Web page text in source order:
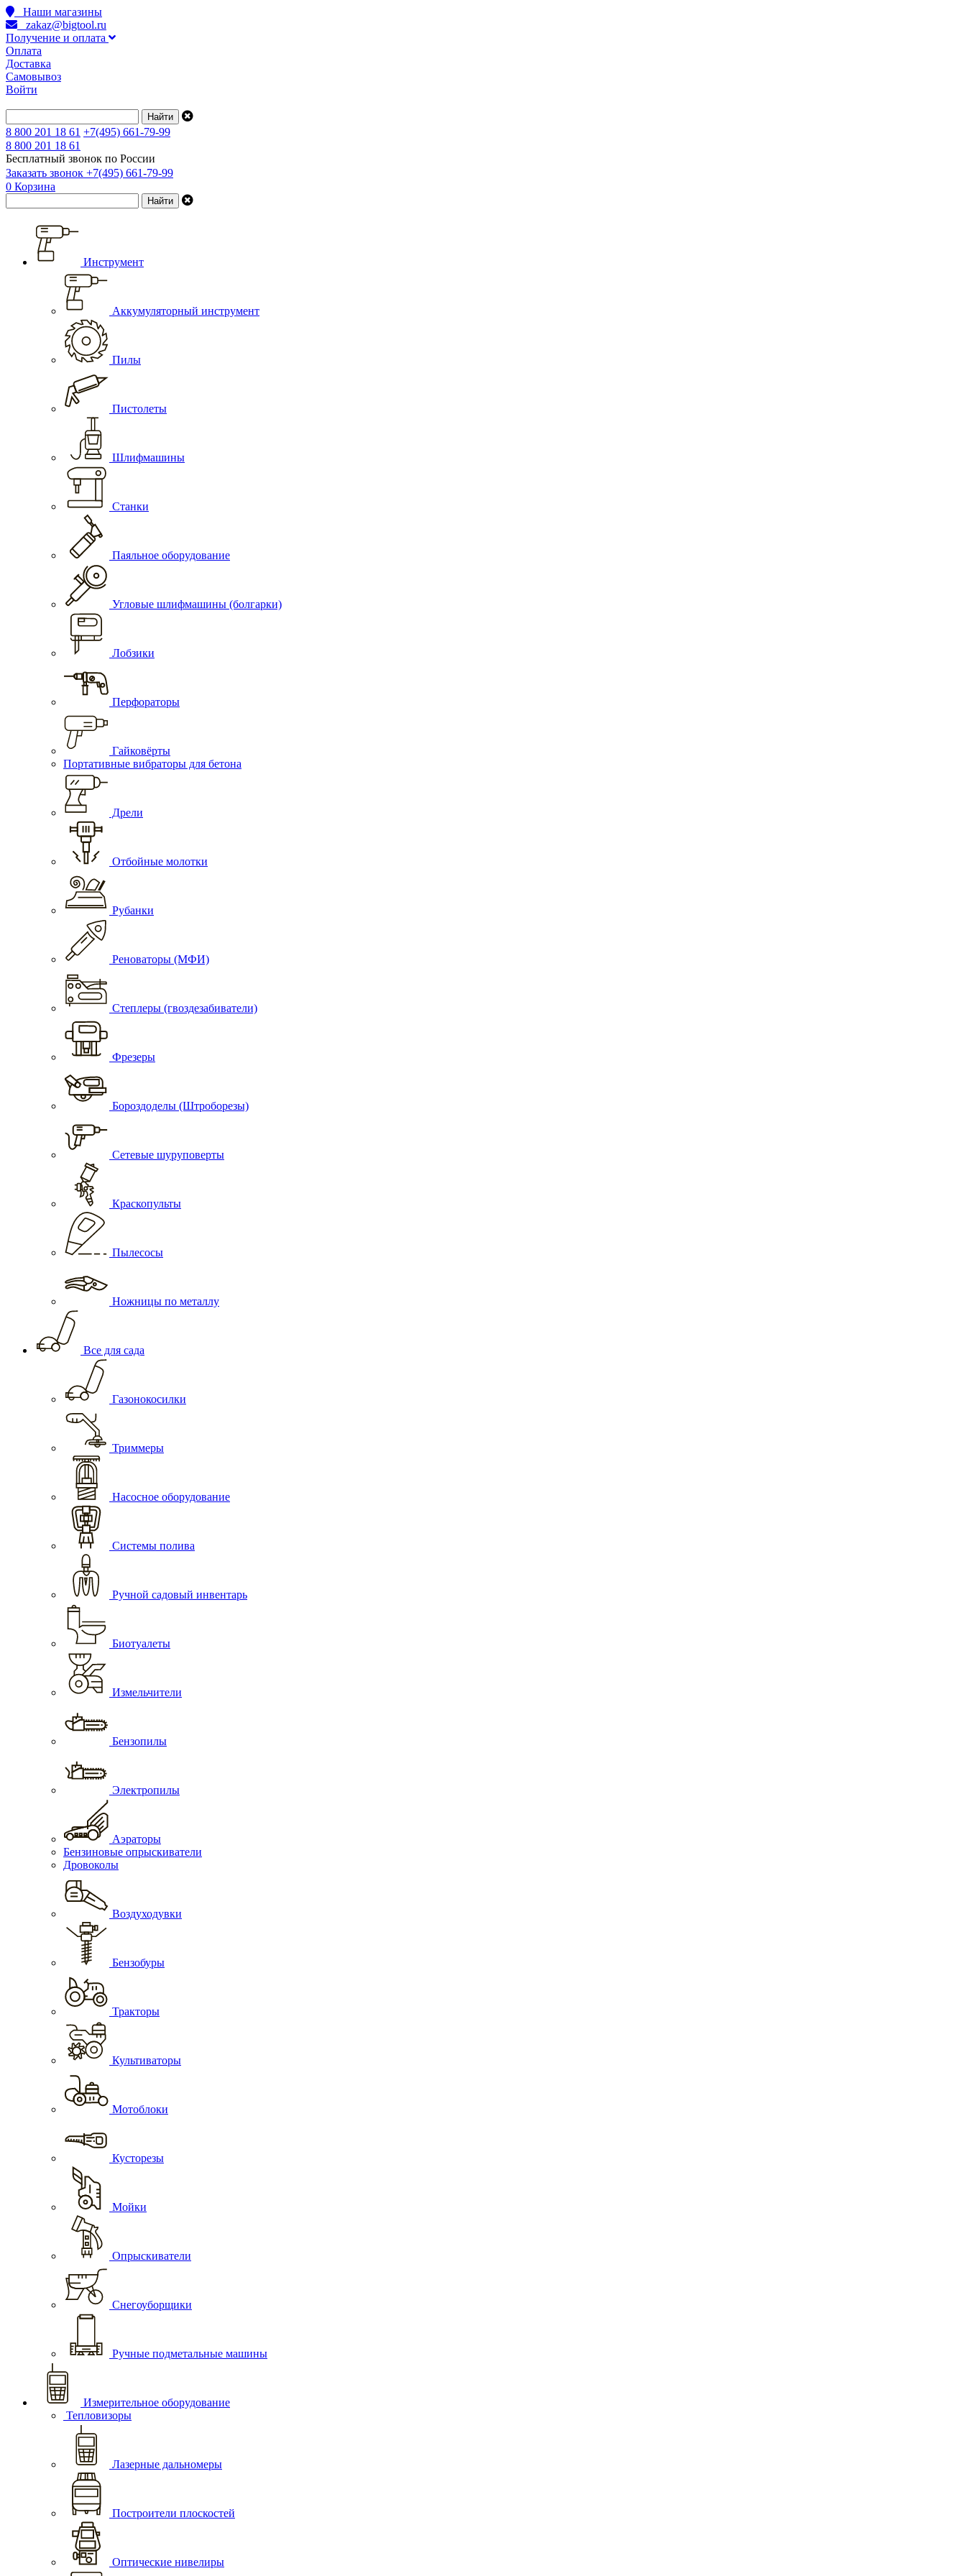
Наши магазины
zakaz@bigtool.ru
Получение и оплата
Оплата
Доставка
Самовывоз
Войти
8 800 201 18 61 +7(495) 661-79-99
8 800 201 18 61
Бесплатный звонок по России
Заказать звонок +7(495) 661-79-99
0 Корзина
Инструмент
Аккумуляторный инструмент
Пилы
Пистолеты
Шлифмашины
Станки
Паяльное оборудование
Угловые шлифмашины (болгарки)
Лобзики
Перфораторы
Гайковёрты
Портативные вибраторы для бетона
Дрели
Отбойные молотки
Рубанки
Реноваторы (МФИ)
Степлеры (гвоздезабиватели)
Фрезеры
Бороздоделы (Штроборезы)
Сетевые шуруповерты
Краскопульты
Пылесосы
Ножницы по металлу
Все для сада
Газонокосилки
Триммеры
Насосное оборудование
Системы полива
Ручной садовый инвентарь
Биотуалеты
Измельчители
Бензопилы
Электропилы
Аэраторы
Бензиновые опрыскиватели
Дровоколы
Воздуходувки
Бензобуры
Тракторы
Культиваторы
Мотоблоки
Кусторезы
Мойки
Опрыскиватели
Снегоуборщики
Ручные подметальные машины
Измерительное оборудование
Тепловизоры
Лазерные дальномеры
Построители плоскостей
Оптические нивелиры